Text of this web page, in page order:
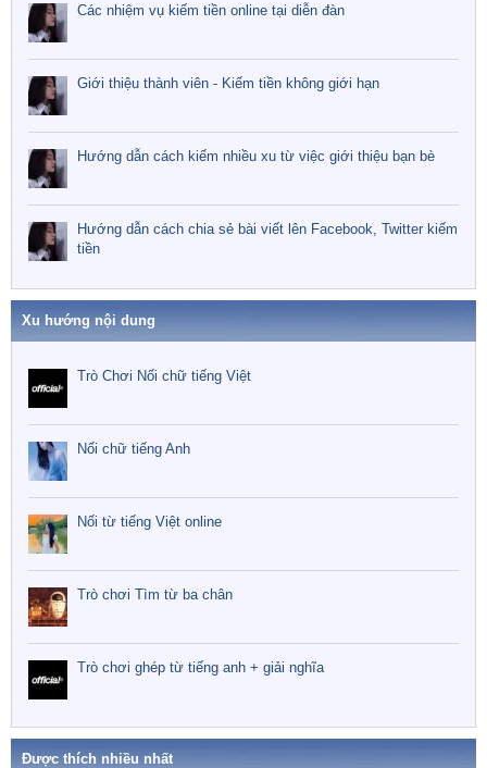
Các nhiệm vụ kiếm tiền online tại diễn đàn
Giới thiệu thành viên - Kiếm tiền không giới hạn
Hướng dẫn cách kiếm nhiều xu từ việc giới thiệu bạn bè
Hướng dẫn cách chia sẻ bài viết lên Facebook, Twitter kiếm
tiền
Xu hướng nội dung
Trò Chơi Nối chữ tiếng Việt
Nối chữ tiếng Anh
Nối từ tiếng Việt online
Trò chơi Tìm từ ba chân
Trò chơi ghép từ tiếng anh + giải nghĩa
Được thích nhiều nhất